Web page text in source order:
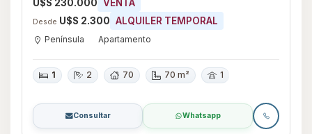
U$S 230.000 VENTA
Desde U$S 2.300 ALQUILER TEMPORAL
Península Apartamento
1 2 70 70 m² 1
Consultar Whatsapp